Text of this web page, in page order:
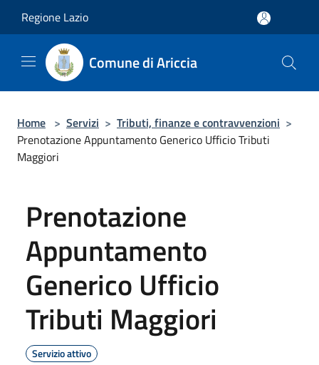
Regione Lazio
Comune di Ariccia
Home > Servizi > Tributi, finanze e contravvenzioni >
Prenotazione Appuntamento Generico Ufficio Tributi
Maggiori
Prenotazione
Appuntamento
Generico Ufficio
Tributi Maggiori
Servizio attivo